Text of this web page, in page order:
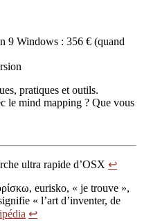
9 Windows : 356 € (quand
pratiques et outils.
le mind mapping ? Que vous
ultra rapide d’OSX ↩
eurisko, « je trouve »,
« l’art d’inventer, de
↩